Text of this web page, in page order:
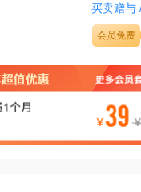
买卖赠与
会员免费